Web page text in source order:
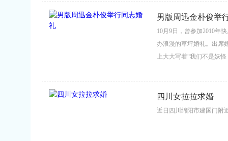
男版周迅金朴俊举
10月9日，曾参加2010年
办浪漫的草坪婚礼。出席
上大大写着“我们不是妖
四川女拉拉求婚
近日四川绵阳市建国门附